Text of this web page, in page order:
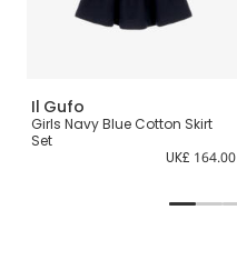
Il Gufo
Girls Navy Blue Cotton Skirt
Set
UK£ 164.00